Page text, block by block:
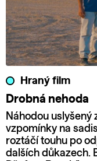
Hraný film
Drobná nehoda
Náhodou uslyšený
vzpomínky na
roztáčí touhu po
dalších důkazech.